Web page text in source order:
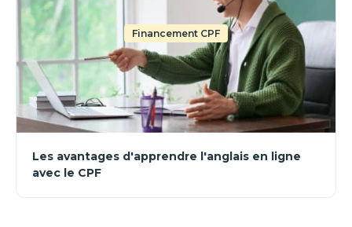
Financement CPF
Les avantages d'apprendre l'anglais en ligne
avec le CPF